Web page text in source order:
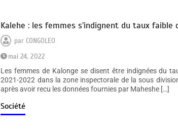
Kalehe : les femmes s’indignent du taux
parCONGOLEO
mai 24, 2022
Les femmes de Kalonge se disent être indignées du
2021-2022 dans la zone inspectorale de la sous
après avoir recu les données fournies par Maheshe […]
Société